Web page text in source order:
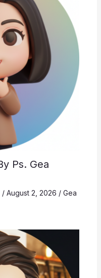
Ps. Gea
/ August 2, 2026 / Gea